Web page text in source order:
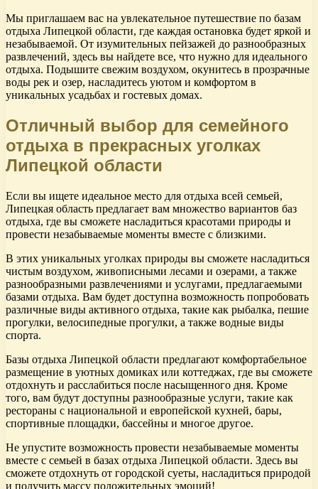
Мы приглашаем вас на увлекательное путешествие по базам
отдыха Липецкой области, где каждая остановка будет яркой и
незабываемой. От изумительных пейзажей до разнообразных
развлечений, здесь вы найдете все, что нужно для идеального
отдыха. Подышите свежим воздухом, окунитесь в прозрачные
воды рек и озер, насладитесь уютом и комфортом в
уникальных усадьбах и гостевых домах.
Отличный выбор для семейного
отдыха в прекрасных уголках
Липецкой области
Если вы ищете идеальное место для отдыха всей семьей,
Липецкая область предлагает вам множество вариантов баз
отдыха, где вы сможете насладиться красотами природы и
провести незабываемые моменты вместе с близкими.
В этих уникальных уголках природы вы сможете насладиться
чистым воздухом, живописными лесами и озерами, а также
разнообразными развлечениями и услугами, предлагаемыми
базами отдыха. Вам будет доступна возможность попробовать
различные виды активного отдыха, такие как рыбалка, пешие
прогулки, велосипедные прогулки, а также водные виды
спорта.
Базы отдыха Липецкой области предлагают комфортабельное
размещение в уютных домиках или коттеджах, где вы сможете
отдохнуть и расслабиться после насыщенного дня. Кроме
того, вам будут доступны разнообразные услуги, такие как
рестораны с национальной и европейской кухней, бары,
спортивные площадки, бассейны и многое другое.
Не упустите возможность провести незабываемые моменты
вместе с семьей в базах отдыха Липецкой области. Здесь вы
сможете отдохнуть от городской суеты, насладиться природой
и получить массу положительных эмоций!